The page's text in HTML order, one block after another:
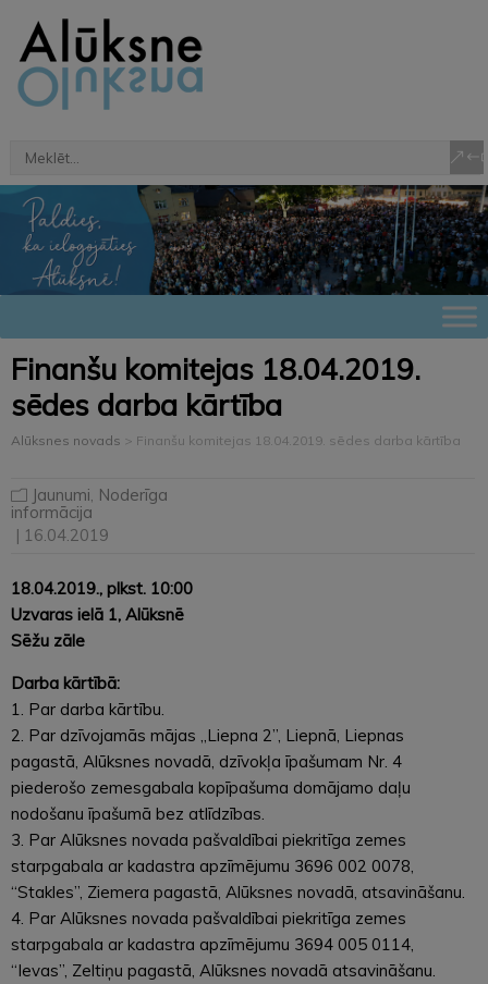
Finanšu komitejas 18.04.2019.
sēdes darba kārtība
Alūksnes novads > Finanšu komitejas 18.04.2019. sēdes darba kārtība
Jaunumi Noderīga
informācija
| 16.04.2019
18.04.2019., plkst. 10:00
Uzvaras ielā 1, Alūksnē
Sēžu zāle
Darba kārtībā:
1. Par darba kārtību.
2. Par dzīvojamās mājas „Liepna 2”, Liepnā, Liepnas
pagastā, Alūksnes novadā, dzīvokļa īpašumam Nr. 4
piederošo zemesgabala kopīpašuma domājamo daļu
nodošanu īpašumā bez atlīdzības.
3. Par Alūksnes novada pašvaldībai piekritīga zemes
starpgabala ar kadastra apzīmējumu 3696 002 0078,
“Stakles”, Ziemera pagastā, Alūksnes novadā, atsavināšanu.
4. Par Alūksnes novada pašvaldībai piekritīga zemes
starpgabala ar kadastra apzīmējumu 3694 005 0114,
“Ievas”, Zeltiņu pagastā, Alūksnes novadā atsavināšanu.